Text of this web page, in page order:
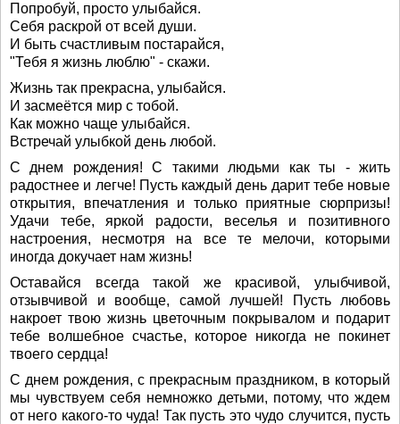
Попробуй, просто улыбайся.
Себя раскрой от всей души.
И быть счастливым постарайся,
"Тебя я жизнь люблю" - скажи.
Жизнь так прекрасна, улыбайся.
И засмеётся мир с тобой.
Как можно чаще улыбайся.
Встречай улыбкой день любой.
С днем рождения! С такими людьми как ты - жить
радостнее и легче! Пусть каждый день дарит тебе новые
открытия, впечатления и только приятные сюрпризы!
Удачи тебе, яркой радости, веселья и позитивного
настроения, несмотря на все те мелочи, которыми
иногда докучает нам жизнь!
Оставайся всегда такой же красивой, улыбчивой,
отзывчивой и вообще, самой лучшей! Пусть любовь
накроет твою жизнь цветочным покрывалом и подарит
тебе волшебное счастье, которое никогда не покинет
твоего сердца!
С днем рождения, с прекрасным праздником, в который
мы чувствуем себя немножко детьми, потому, что ждем
от него какого-то чуда! Так пусть это чудо случится, пусть